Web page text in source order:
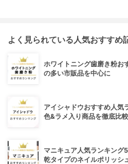
よく見られている人気おすすめ
ホワイトニング歯磨き粉お
の多い市販品を中心に
アイシャドウおすすめ人気
色&ラメ入り商品を徹底比較
マニキュア人気ランキング
乾タイプのネイルポリッシ